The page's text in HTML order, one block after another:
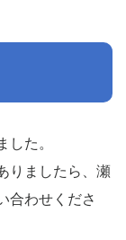
した。
りましたら、瀬
合わせくださ